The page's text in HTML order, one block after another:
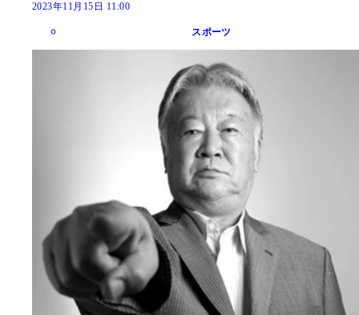
2023年11月15日 11:00
スポーツ